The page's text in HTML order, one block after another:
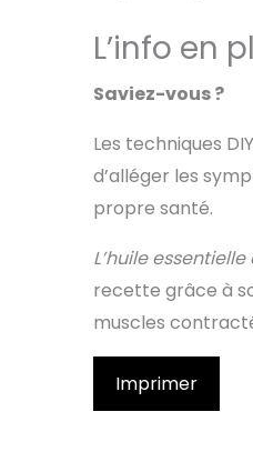
L’info en
Saviez-vous ?
Les techniques
d’alléger les
propre santé.
L’huile
recette grâce à
muscles
Imprimer